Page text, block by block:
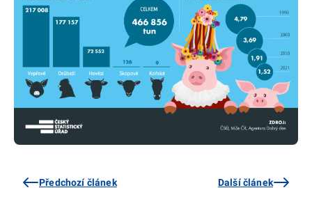
Předchozí článek Další článek